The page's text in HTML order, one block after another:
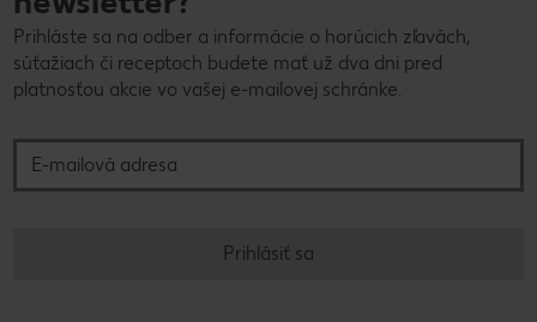
Prihláste sa na odber a informácie o horúcich zľavách,
súťažiach či receptoch budete mať už dva dni pred
platnosťou akcie vo vašej e-mailovej schránke.
Prihlásiť sa